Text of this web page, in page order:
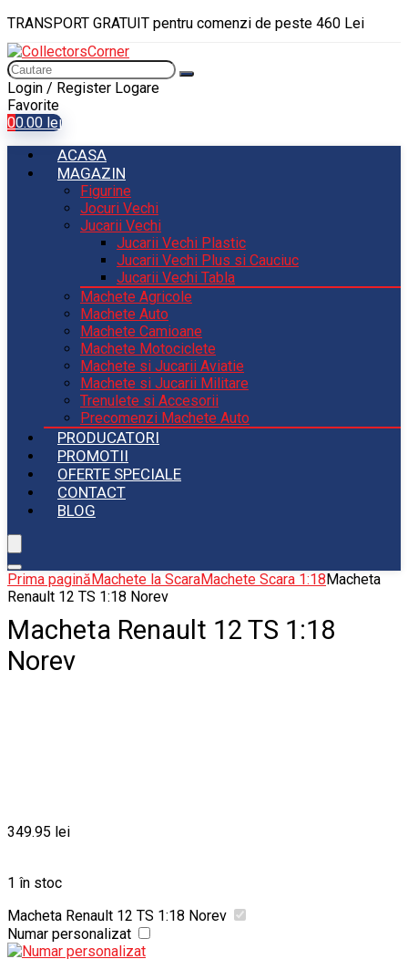
TRANSPORT GRATUIT pentru comenzi de peste 460 Lei
Login / Register Logare
Favorite
00.00 lei
ACASA
MAGAZIN
Figurine
Jocuri Vechi
Jucarii Vechi
Jucarii Vechi Plastic
Jucarii Vechi Plus si Cauciuc
Jucarii Vechi Tabla
Machete Agricole
Machete Auto
Machete Camioane
Machete Motociclete
Machete si Jucarii Aviatie
Machete si Jucarii Militare
Trenulete si Accesorii
Precomenzi Machete Auto
PRODUCATORI
PROMOTII
OFERTE SPECIALE
CONTACT
BLOG
Prima paginăMachete la ScaraMachete Scara 1:18Macheta
Renault 12 TS 1:18 Norev
Macheta Renault 12 TS 1:18
Norev
349.95 lei
1 în stoc
Macheta Renault 12 TS 1:18 Norev
Numar personalizat